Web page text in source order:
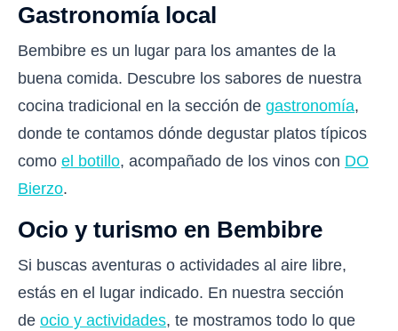
Gastronomía local
Bembibre es un lugar para los amantes de la
buena comida. Descubre los sabores de nuestra
cocina tradicional en la sección de gastronomía,
donde te contamos dónde degustar platos típicos
como el botillo, acompañado de los vinos con DO
Bierzo.
Ocio y turismo en Bembibre
Si buscas aventuras o actividades al aire libre,
estás en el lugar indicado. En nuestra sección
de ocio y actividades, te mostramos todo lo que